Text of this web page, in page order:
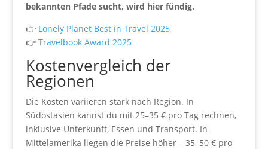
bekannten Pfade sucht, wird hier fündig.
👉 Lonely Planet Best in Travel 2025
👉 Travelbook Award 2025
Kostenvergleich der
Regionen
Die Kosten variieren stark nach Region. In
Südostasien kannst du mit 25–35 € pro Tag rechnen,
inklusive Unterkunft, Essen und Transport. In
Mittelamerika liegen die Preise höher – 35–50 € pro